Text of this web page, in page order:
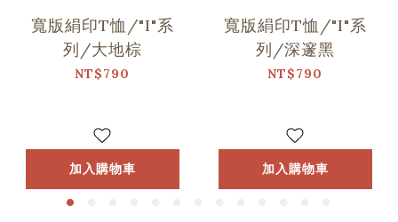
寬版絹印T恤/"I"系
列/大地棕
NT$790
加入購物車
寬版絹印T恤/"I"系
列/深邃黑
NT$790
加入購物車